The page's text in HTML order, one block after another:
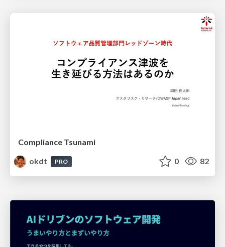
Compliance Tsunami
okdt
PRO 0 82